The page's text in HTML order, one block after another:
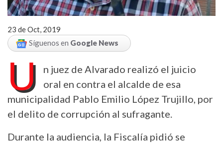
23 de Oct, 2019
Síguenos en Google News
U
n juez de Alvarado realizó el juicio
oral en contra el alcalde de esa
municipalidad Pablo Emilio López Trujillo, por
el delito de corrupción al sufragante.
Durante la audiencia, la Fiscalía pidió se